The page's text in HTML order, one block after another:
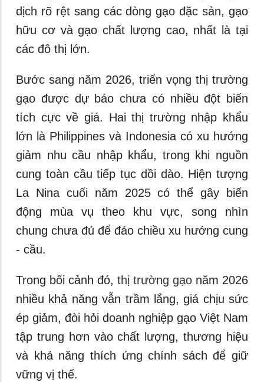
dịch rõ rệt sang các dòng gạo đặc sản, gạo
hữu cơ và gạo chất lượng cao, nhất là tại
các đô thị lớn.
Bước sang năm 2026, triển vọng thị trường
gạo được dự báo chưa có nhiều đột biến
tích cực về giá. Hai thị trường nhập khẩu
lớn là Philippines và Indonesia có xu hướng
giảm nhu cầu nhập khẩu, trong khi nguồn
cung toàn cầu tiếp tục dồi dào. Hiện tượng
La Nina cuối năm 2025 có thể gây biến
động mùa vụ theo khu vực, song nhìn
chung chưa đủ để đảo chiều xu hướng cung
- cầu.
Trong bối cảnh đó, thị trường gạo năm 2026
nhiều khả năng vẫn trầm lắng, giá chịu sức
ép giảm, đòi hỏi doanh nghiệp gạo Việt Nam
tập trung hơn vào chất lượng, thương hiệu
và khả năng thích ứng chính sách để giữ
vững vị thế.